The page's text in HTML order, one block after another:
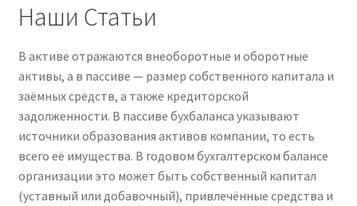
Наши Статьи
В активе отражаются внеоборотные и оборотные
активы, а в пассиве — размер собственного капитала и
заёмных средств, а также кредиторской
задолженности. В пассиве бухбаланса указывают
источники образования активов компании, то есть
всего её имущества. В годовом бухгалтерском балансе
организации это может быть собственный капитал
(уставный или добавочный), привлечённые средства и